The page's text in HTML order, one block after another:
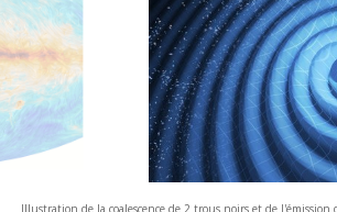
Illustration de la coalescence de 2 trous noirs et de